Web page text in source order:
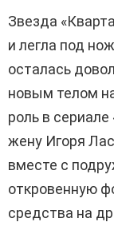
Звезда
и легла под
осталась
новым телом
роль в
жену Игоря
вместе с
откровенную
средства на